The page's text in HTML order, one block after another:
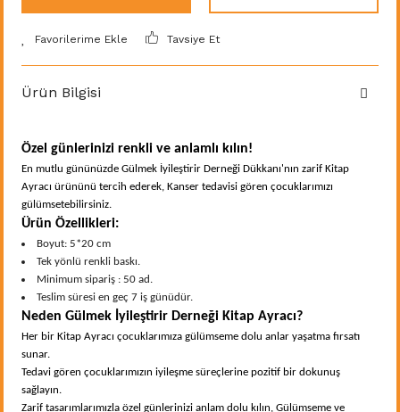
Tavsiye Et
Ürün Bilgisi
Özel günlerinizi renkli ve anlamlı kılın!
En mutlu gününüzde Gülmek İyileştirir Derneği Dükkanı'nın zarif Kitap
Ayracı ürününü tercih ederek, Kanser tedavisi gören çocuklarımızı
gülümsetebilirsiniz.
Ürün Özellikleri:
Boyut: 5*20 cm
Tek yönlü renkli baskı.
Minimum sipariş : 50 ad.
Teslim süresi en geç 7 iş günüdür.
Neden Gülmek İyileştirir Derneği Kitap Ayracı?
Her bir Kitap Ayracı çocuklarımıza gülümseme dolu anlar yaşatma fırsatı
sunar.
Tedavi gören çocuklarımızın iyileşme süreçlerine pozitif bir dokunuş
sağlayın.
Zarif tasarımlarımızla özel günlerinizi anlam dolu kılın, Gülümseme ve